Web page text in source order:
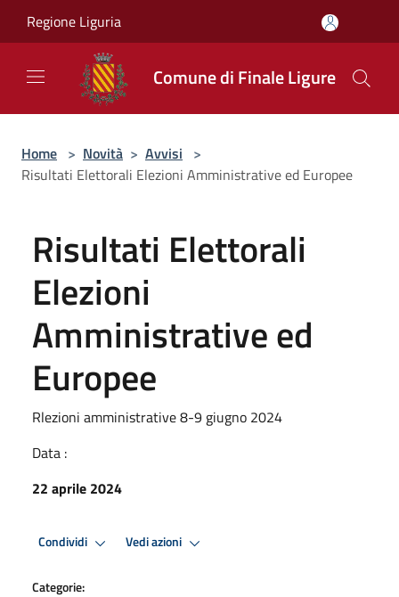
Regione Liguria
Comune di Finale Ligure
Home > Novità > Avvisi >
Risultati Elettorali Elezioni Amministrative ed Europee
Risultati Elettorali
Elezioni
Amministrative ed
Europee
Rlezioni amministrative 8-9 giugno 2024
Data :
22 aprile 2024
Condividi Vedi azioni
Categorie: